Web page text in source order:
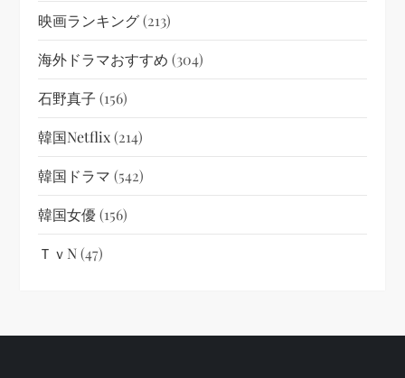
映画ランキング(213)
海外ドラマおすすめ (304)
石野真子 (156)
韓国netflix(214)
韓国ドラマ (542)
韓国女優(156)
ＴｖN(47)